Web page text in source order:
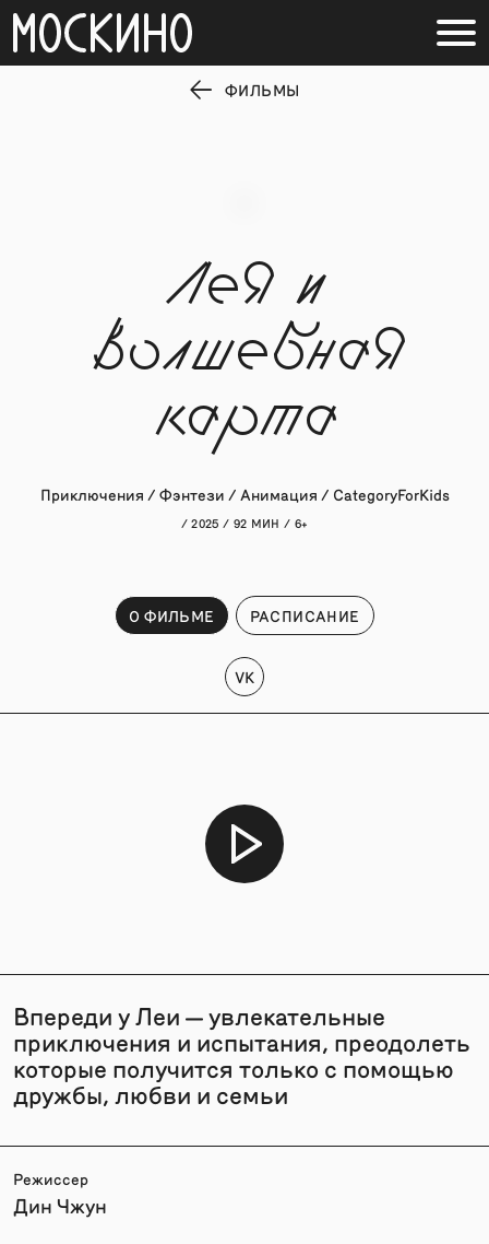
ФИЛЬМЫ
Лея и
волшебная
карта
Приключения / Фэнтези / Анимация / CategoryForKids
/ 2025 / 92 МИН / 6+
О ФИЛЬМЕ РАСПИСАНИЕ
VK
Впереди у Леи — увлекательные
приключения и испытания, преодолеть
которые получится только с помощью
дружбы, любви и семьи
Режиссер
Дин Чжун